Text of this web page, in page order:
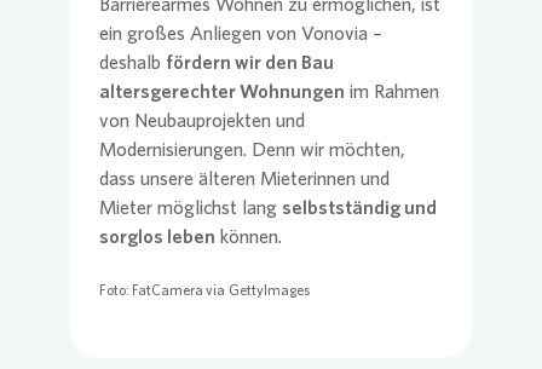
ein großes Anliegen von Vonovia –
deshalb fördern wir den Bau
altersgerechter Wohnungen im Rahmen
von Neubauprojekten und
Modernisierungen. Denn wir möchten,
dass unsere älteren Mieterinnen und
Mieter möglichst lang selbstständig und
sorglos leben können.
Foto: FatCamera via GettyImages